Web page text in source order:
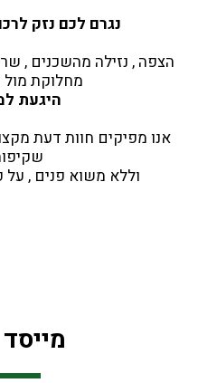
נגרם לכם נזק
מחלוקת מול
היגעת
וללא משוא פנים ,